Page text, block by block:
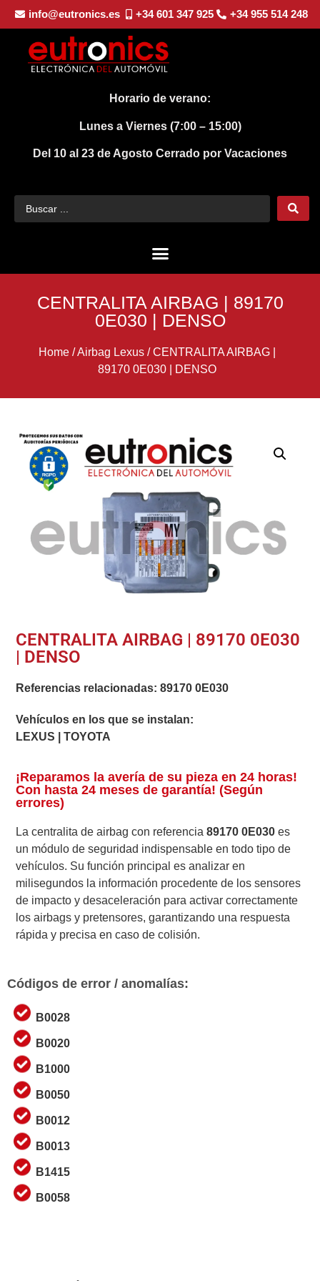
info@eutronics.es +34 601 347 925 +34 955 514 248
Horario de verano:
Lunes a Viernes (7:00 – 15:00)
Del 10 al 23 de Agosto Cerrado por Vacaciones
CENTRALITA AIRBAG | 89170
0E030 | DENSO
Home/Airbag Lexus/CENTRALITA AIRBAG |
89170 0E030 | DENSO
CENTRALITA AIRBAG | 89170 0E030
| DENSO
Referencias relacionadas:89170 0E030
Vehículos en los que se instalan:
LEXUS | TOYOTA
¡Reparamos la avería de su pieza en 24 horas!
Con hasta 24 meses de garantía! (Según
errores)
La centralita de airbag con referencia89170 0E030 es
un módulo de seguridad indispensable en todo tipo de
vehículos. Su función principal es analizar en
milisegundos la información procedente de los sensores
de impacto y desaceleración para activar correctamente
los airbags y pretensores, garantizando una respuesta
rápida y precisa en caso de colisión.
Códigos de error / anomalías:
B0028
B0020
B1000
B0050
B0012
B0013
B1415
B0058